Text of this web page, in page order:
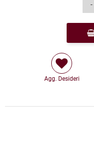
Agg. Desideri